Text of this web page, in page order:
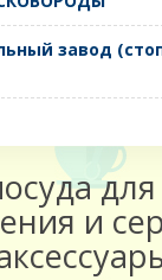
завод
для
и